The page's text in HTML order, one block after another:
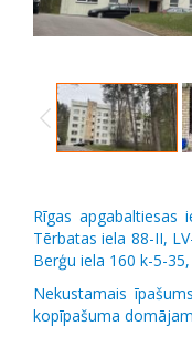
Rīgas apgabaltiesas
Tērbatas iela 88-II,
Berģu iela 160 k-5-
Nekustamais
kopīpašuma